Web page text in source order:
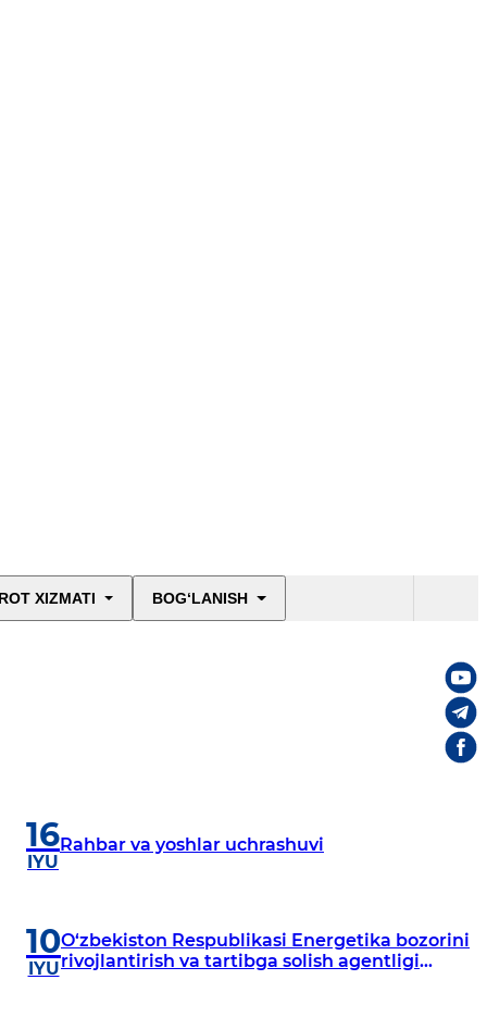
XIZMATI BOG‘LANISH
16
IYU
Rahbar va yoshlar uchrashuvi
10
IYU
O‘zbekiston Respublikasi Energetika bozorini
rivojlantirish va tartibga solish agentligi